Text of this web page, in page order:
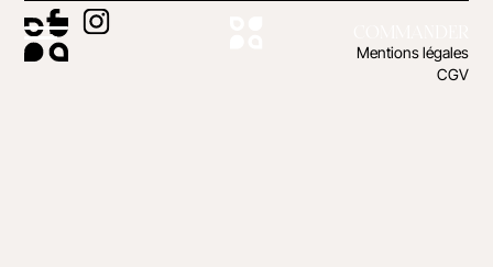
Mentions légales
CGV